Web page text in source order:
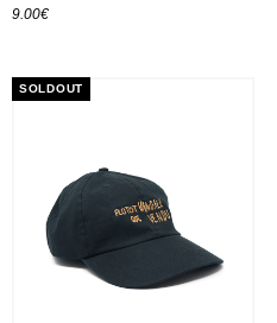
9.00€
SOLDOUT